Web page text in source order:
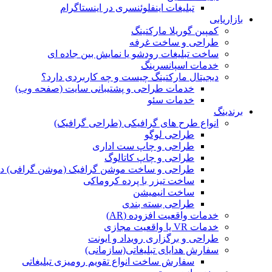
تبلیغات اینفلوئنسری در اینستاگرام
بازاریابی
کمپین گوریلا مارکتینگ
طراحی و ساخت غرفه
ساخت تبلیغات رودشو یا نمایش بین جاده ای
خدمات اسپانسرینگ
دیجیتال مارکتینگ چیست و چه کاربردی دارد؟
خدمات طراحی و پشتیبانی سایت (صفحه وب)
خدمات سئو
برندینگ
انواع طرح های گرافیکی (طراحی گرافیک)
طراحی لوگو
طراحی و چاپ ست اداری
طراحی و چاپ کاتالوگ
طراحی و ساخت موشن گرافیک (موشن گرافی)
ساخت تیزر با پرده کروماکی
ساخت انیمیشن
طراحی بسته بندی
خدمات واقعیت افزوده (AR)
خدمات VR یا واقعیت مجازی
طراحی و برگزاری رویداد و ایونت
سفارش هدایای تبلیغاتی(سازمانی)
سفارش ساخت انواع تقویم رومیزی تبلیغاتی